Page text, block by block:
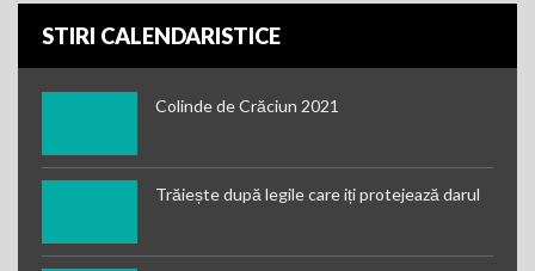
STIRI CALENDARISTICE
Colinde de Crăciun 2021
Trăiește după legile care iți protejează darul